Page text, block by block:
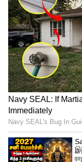
இதையும்
சென்னையில்
மதிப்பிலான
நிலையத்தில்